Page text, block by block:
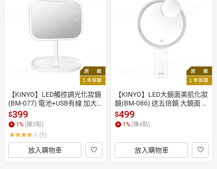
【KINYO】LED觸控調光化妝鏡
(BM-077) 電池+USB有線 加大
鏡面 自然光 ｜原廠一年保固
$399
1 % (賺3點)
(1)
放入購物車
【KINYO】LED大鏡面美肌化妝
鏡(BM-086) 送五倍鏡 大鏡面 自
然光 ｜美妝 補光
$499
1 % (賺4點)
放入購物車